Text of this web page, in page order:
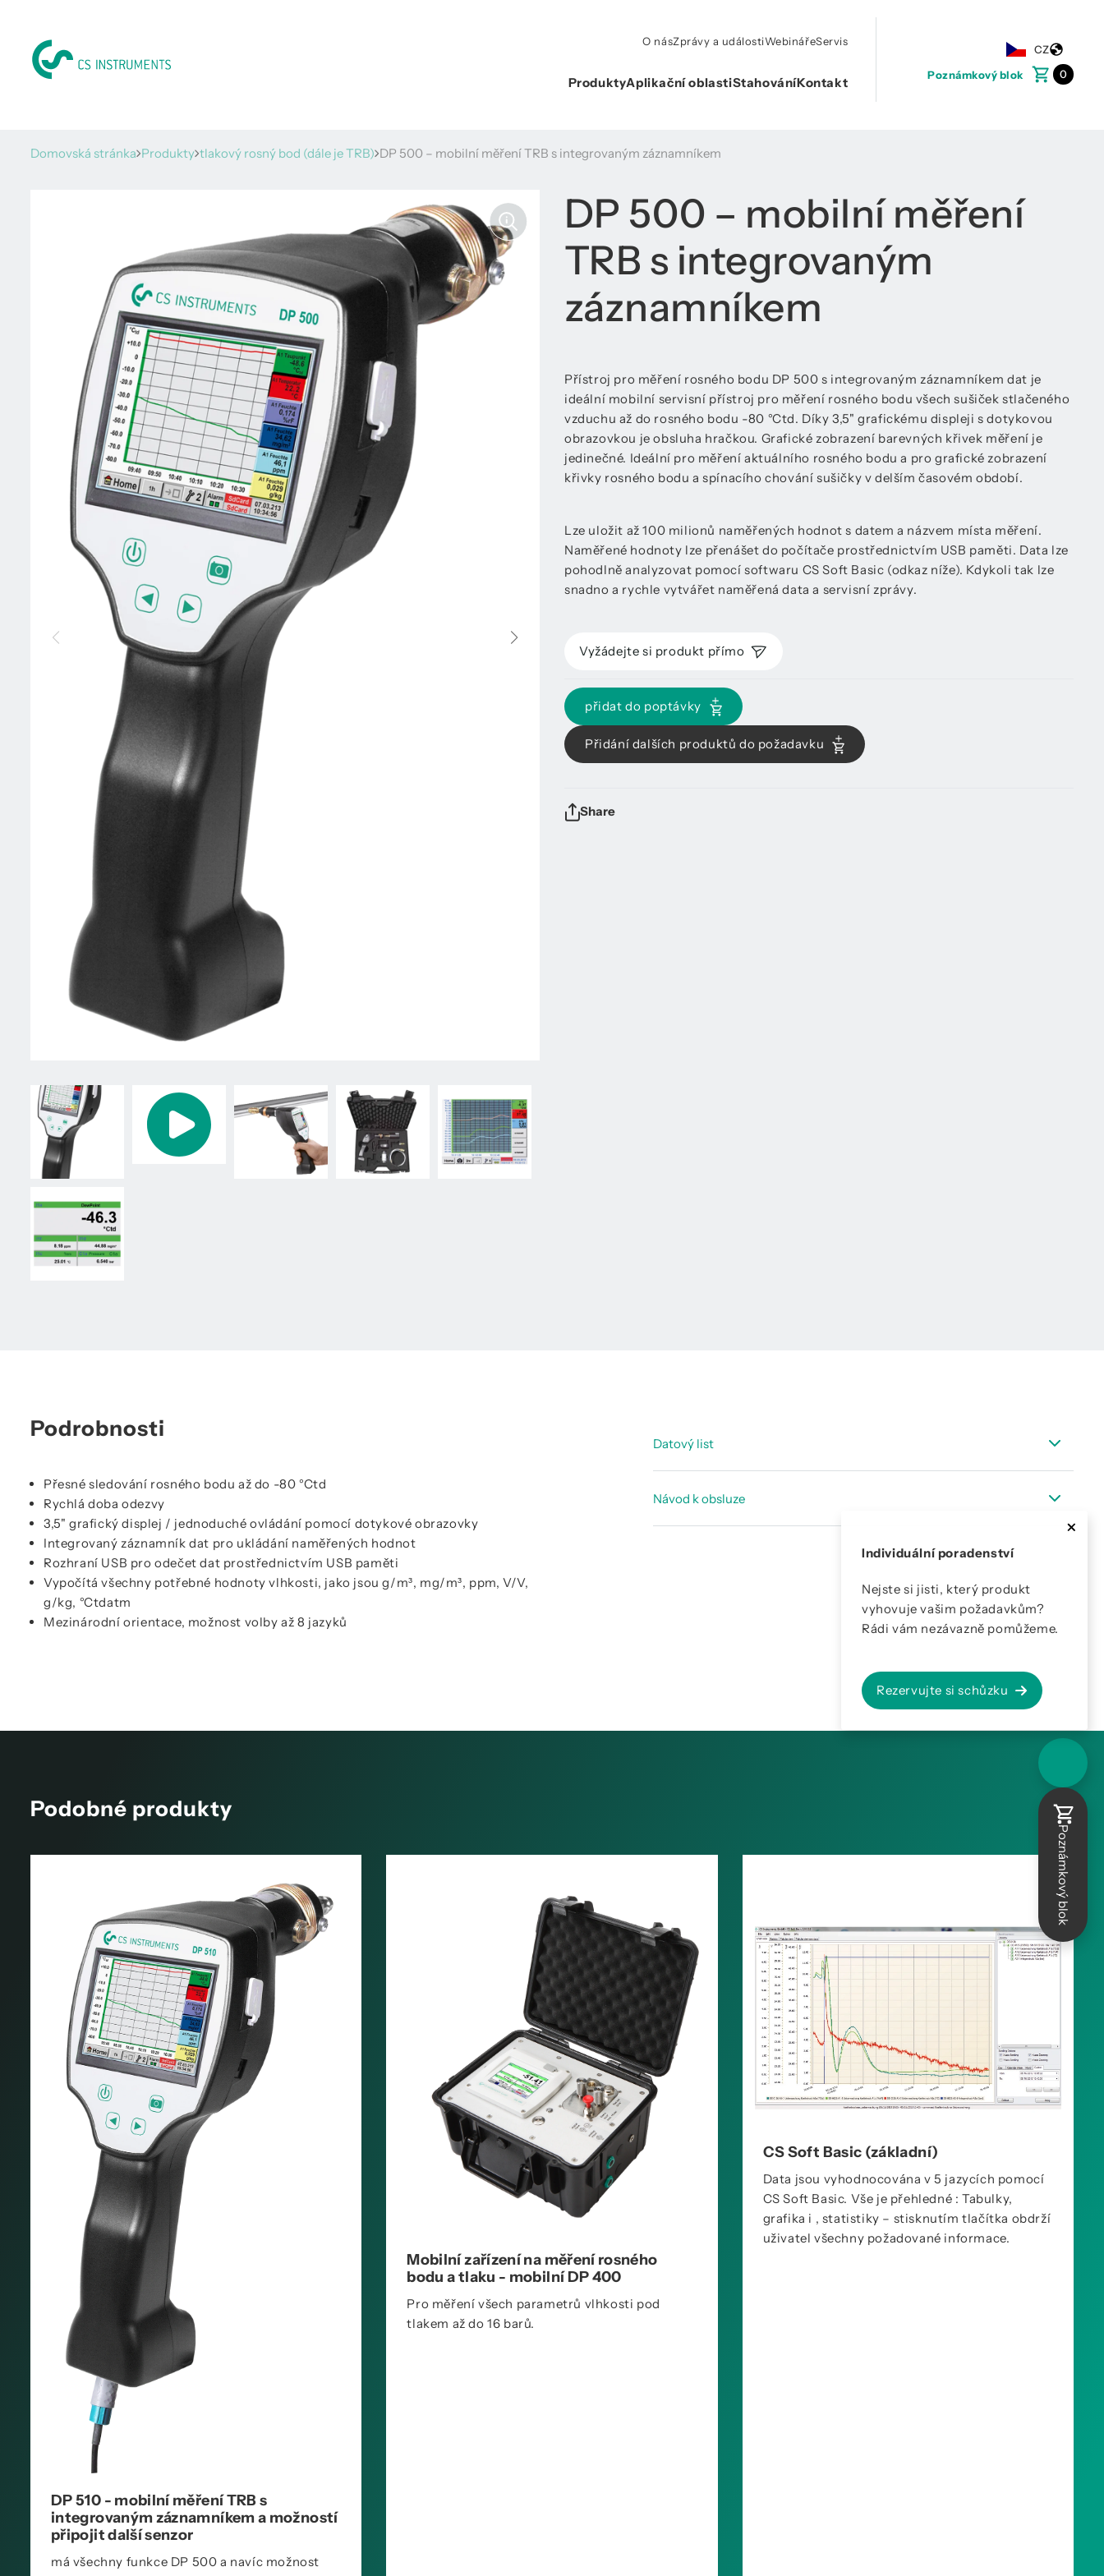
CZ
Poznámkový blok
0
O násZprávy a událostiWebinářeServis
ProduktyAplikační oblastiStahováníKontakt
Domovská stránka Produkty tlakový rosný bod (dále je TRB) DP 500 – mobilní měření TRB s integrovaným záznamníkem
DP 500 – mobilní měření
TRB s integrovaným
záznamníkem
Přístroj pro měření rosného bodu DP 500 s integrovaným záznamníkem dat je
ideální mobilní servisní přístroj pro měření rosného bodu všech sušiček stlačeného
vzduchu až do rosného bodu -80 °Ctd. Díky 3,5" grafickému displeji s dotykovou
obrazovkou je obsluha hračkou. Grafické zobrazení barevných křivek měření je
jedinečné. Ideální pro měření aktuálního rosného bodu a pro grafické zobrazení
křivky rosného bodu a spínacího chování sušičky v delším časovém období.
Lze uložit až 100 milionů naměřených hodnot s datem a názvem místa měření.
Naměřené hodnoty lze přenášet do počítače prostřednictvím USB paměti. Data lze
pohodlně analyzovat pomocí softwaru CS Soft Basic (odkaz níže). Kdykoli tak lze
snadno a rychle vytvářet naměřená data a servisní zprávy.
Vyžádejte si produkt přímo
přidat do poptávky
Přidání dalších produktů do požadavku
Share
Podrobnosti
Přesné sledování rosného bodu až do -80 °Ctd
Rychlá doba odezvy
3,5" grafický displej / jednoduché ovládání pomocí dotykové obrazovky
Integrovaný záznamník dat pro ukládání naměřených hodnot
Rozhraní USB pro odečet dat prostřednictvím USB paměti
Vypočítá všechny potřebné hodnoty vlhkosti, jako jsou g/m³, mg/m³, ppm, V/V,
g/kg, °Ctdatm
Mezinárodní orientace, možnost volby až 8 jazyků
Datový list
Návod k obsluze
Podobné produkty
DP 510 - mobilní měření TRB s
integrovaným záznamníkem a možností
připojit další senzor
má všechny funkce DP 500 a navíc možnost
Mobilní zařízení na měření rosného
bodu a tlaku - mobilní DP 400
Pro měření všech parametrů vlhkosti pod
tlakem až do 16 barů.
CS Soft Basic (základní)
Data jsou vyhodnocována v 5 jazycích pomocí
CS Soft Basic. Vše je přehledné : Tabulky,
grafika i , statistiky – stisknutím tlačítka obdrží
uživatel všechny požadované informace.
Individuální poradenství
Nejste si jisti, který produkt
vyhovuje vašim požadavkům?
Rádi vám nezávazně pomůžeme.
Rezervujte si schůzku
Poznámkový blok